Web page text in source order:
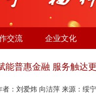
交流 企业文化
普惠金融 服务触达更
：刘爱炜 向洁萍 来源：绥